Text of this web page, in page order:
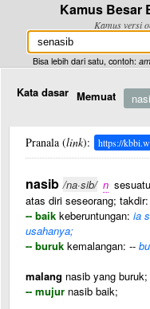
Kamus Besar
Kamus versi
Bisa lebih dari satu, contoh:
Kata dasar Memuat
Pranala (link): https://
nasib /na·sib/ n
atas diri seseorang;
-- baik keberuntungan: ia
usahanya;
-- buruk kemalangan: --
malang nasib yang buruk;
-- mujur nasib baik;